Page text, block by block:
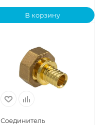
В корзину
Соединитель